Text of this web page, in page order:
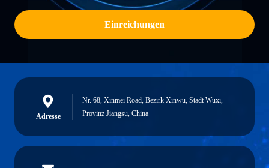
Einreichungen
Adresse
Nr. 68, Xinmei Road, Bezirk Xinwu, Stadt Wuxi,
Provinz Jiangsu, China